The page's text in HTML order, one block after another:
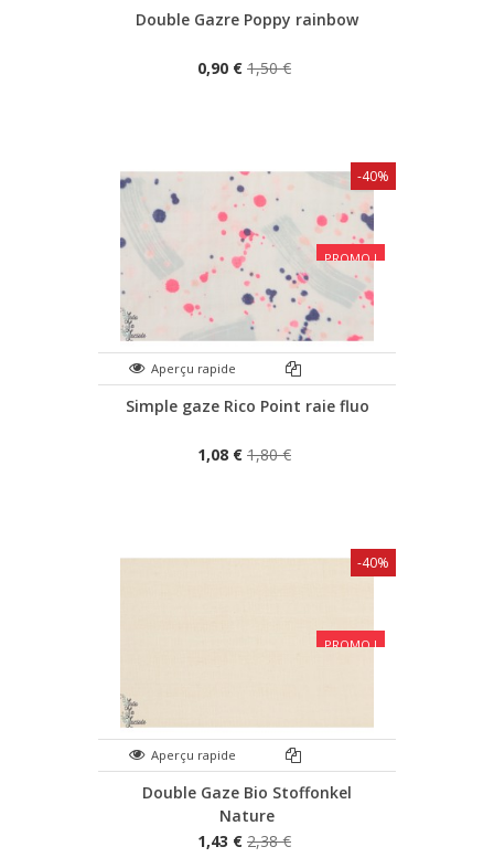
Double Gazre Poppy rainbow
0,90 € 1,50 €
PROMO !
Aperçu rapide
Simple gaze Rico Point raie fluo
1,08 € 1,80 €
-40%
PROMO !
Aperçu rapide
Double Gaze Bio Stoffonkel
Nature
1,43 € 2,38 €
-40%